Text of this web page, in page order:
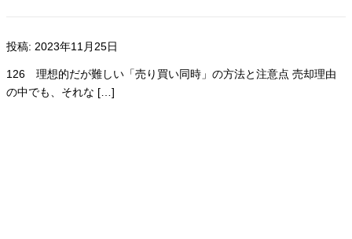
投稿: 2023年11月25日
126 理想的だが難しい「売り買い同時」の方法と注意点 売却理由
の中でも、それな […]